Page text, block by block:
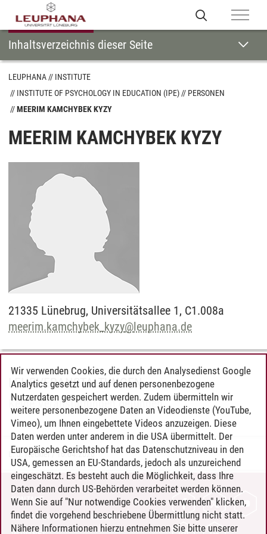
Inhaltsverzeichnis dieser Seite
LEUPHANA
INSTITUTE
INSTITUTE OF PSYCHOLOGY IN EDUCATION (IPE)
PERSONEN
MEERIM KAMCHYBEK KYZY
MEERIM KAMCHYBEK KYZY
21335 Lünebrug, Universitätsallee 1, C1.008a
meerim.kamchybek_kyzy@leuphana.de
LEHRVERANSTALTUNGEN
Keine Veranstaltungen gefunden.
L. J. Heckler/16.04.2026
KONTAKT
LEUPHANA ALS ARBEITGEBER
Wir verwenden Cookies, die durch den Analysedienst Google
Analytics gesetzt und auf denen personenbezogene
Nutzerdaten gespeichert werden. Zudem übermitteln wir
weitere personenbezogene Daten an Videodienste (YouTube,
Vimeo), um Ihnen eingebettete Videos anzuzeigen. Diese
Daten werden unter anderem in die USA übermittelt. Der
Europäische Gerichtshof hat das Datenschutzniveau in den
USA, gemessen an EU-Standards, jedoch als unzureichend
eingeschätzt. Es besteht auch die Möglichkeit, dass Ihre
Daten dann durch US-Behörden verarbeitet werden können.
Wenn Sie auf "Nur notwendige Cookies verwenden" klicken,
findet die vorgehend beschriebene Übermittlung nicht statt.
Nähere Informationen hierzu entnehmen Sie bitte unserer